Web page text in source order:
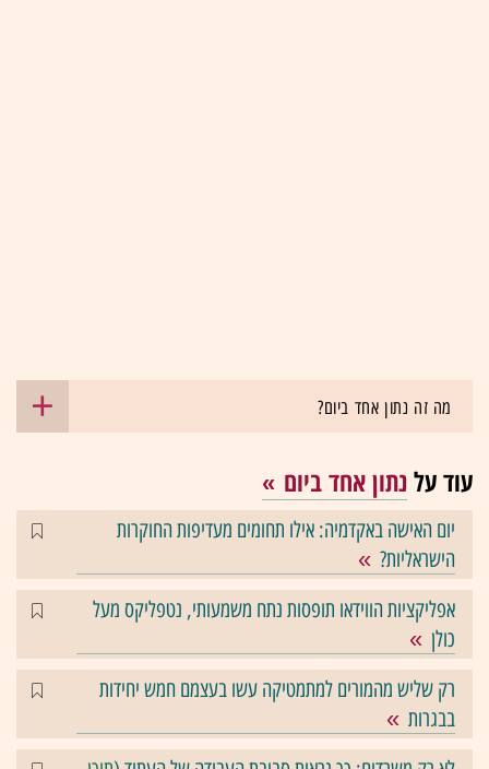
מה זה נתון אחד ביום?
עוד עלנתון אחד ביום
יום האישה באקדמיה: אילו תחומים מעדיפות החוקרות
הישראליות?
אפליקציות הווידאו תופסות נתח משמעותי, נטפליקס מעל
כולן
רק שליש מהמורים למתמטיקה עשו בעצמם חמש יחידות
בבגרות